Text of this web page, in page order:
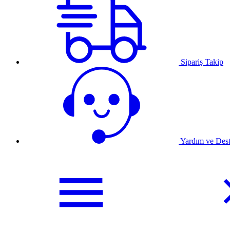
Sipariş Takip
Yardım ve